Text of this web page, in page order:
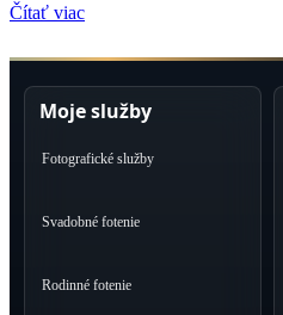
Čítať viac
Moje služby
Fotografické služby
Svadobné fotenie
Rodinné fotenie